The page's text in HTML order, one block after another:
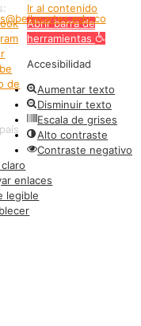
Ir al contenido
Abrir barra de
herramientas
Accesibilidad
Aumentar texto
Disminuir texto
Escala de grises
Alto contraste
Contraste negativo
enlaces
legible